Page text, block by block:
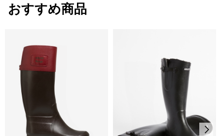
レギュラーフィット
おすすめ商品